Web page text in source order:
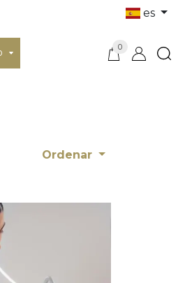
es
0
Ordenar